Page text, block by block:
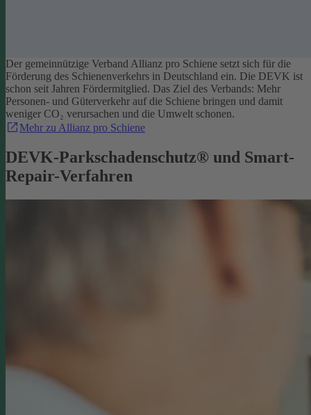
Der gemeinnützige Verband Allianz pro Schiene setzt sich für die
Förderung des Schienenverkehrs in Deutschland ein. Die DEVK ist
schon seit Jahren Fördermitglied. Das Ziel des Verbands: Mehr
Personen- und Güterverkehr auf die Schiene bringen und damit
weniger CO₂ verursachen und die Umwelt schonen.
Mehr zu Allianz pro Schiene
DEVK-Parkschadenschutz® und Smart-
Repair-Verfahren